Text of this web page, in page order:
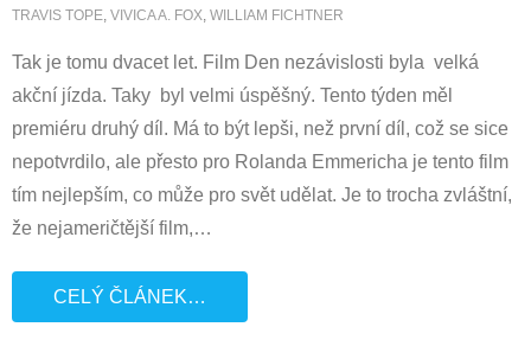
TRAVIS TOPE, VIVICA A. FOX, WILLIAM FICHTNER
Tak je tomu dvacet let. Film Den nezávislosti byla velká
akční jízda. Taky byl velmi úspěšný. Tento týden měl
premiéru druhý díl. Má to být lepši, než první díl, což se sice
nepotvrdilo, ale přesto pro Rolanda Emmericha je tento film
tím nejlepším, co může pro svět udělat. Je to trocha zvláštní,
že nejameričtější film,…
CELÝ ČLÁNEK…